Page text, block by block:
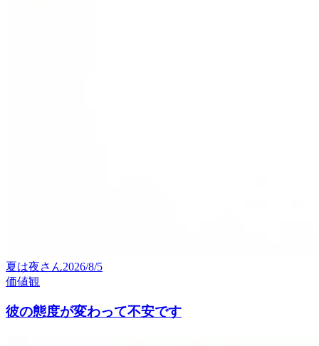
夏は夜さん2026/8/5
価値観
彼の態度が変わって不安です